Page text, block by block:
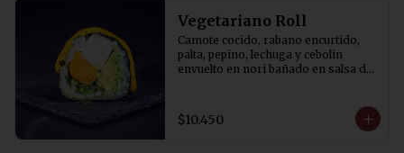
Vegetariano Roll
Camote cocido, rabano encurtido,
palta, pepino, lechuga y cebolin
envuelto en nori bañado en salsa de
$10.450